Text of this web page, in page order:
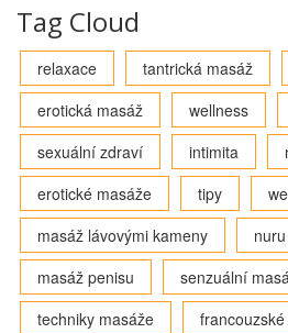
Tag Cloud
relaxace tantrická masáž
erotická masáž
wellness
sexuální zdraví
intimita
erotické masáže
tipy
masáž lávovými kameny
masáž penisu
senzuální
techniky masáže